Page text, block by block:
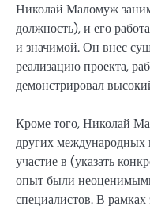
Николай Маломуж
должность), и его
и значимой. Он внес
реализацию проекта,
демонстрировал
Кроме того, Николай
других международных
участие в (указать
опыт были
специалистов. В